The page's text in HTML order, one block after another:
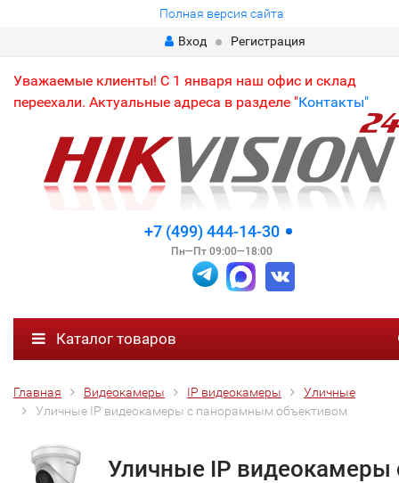
Полная версия сайта
Вход
Регистрация
Уважаемые клиенты! С 1 января наш офис и склад
переехали. Актуальные адреса в разделе "Контакты"
+7 (499) 444-14-30
Пн—Пт 09:00—18:00
Каталог товаров
Главная Видеокамеры IP видеокамеры
Уличные
Уличные IP видеокамеры с панорамным объективом
Уличные IP видеокамеры